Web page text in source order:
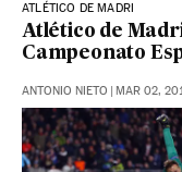
ATLÉTICO DE MADRI
Atlético de
Campeonato
ANTONIO NIETO MAR 02,